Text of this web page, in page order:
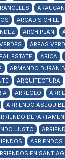
ARCADIS CHILE
ARCHIPLAN
ÁREAS
ESTATE ARICA
ARMANDO DURÁN
ARQUITECTURA
ARREGLO
ARRIENDO
JUSTO
ARRIENDOS
EN